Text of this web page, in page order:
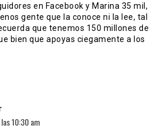
en Facebook y Marina 35 mil,
gente que la conoce ni la lee, tal
que tenemos 150 millones de
bien que apoyas ciegamente a los
10:30 am